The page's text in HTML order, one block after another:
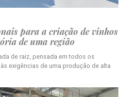
para a criação de vinhos
de uma região
de raiz, pensada em todos os
exigências de uma produção de alta